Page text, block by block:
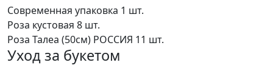
Современная упаковка 1 шт.
Роза кустовая 8 шт.
Роза Талеа (50см) РОССИЯ 11 шт.
Уход за букетом